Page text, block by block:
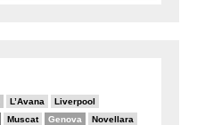
L’Avana Liverpool
Muscat Genova Novellara